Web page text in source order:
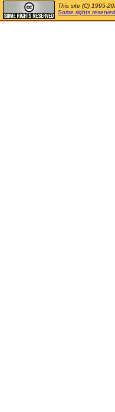
This site (C) 1995-
Some rights reserved